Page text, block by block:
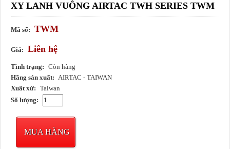
XY LANH VUÔNG AIRTAC TWH SERIES TWM
Mã số: TWM
Giá: Liên hệ
Tình trạng:
Còn hàng
Hãng sản xuất: AIRTAC - TAIWAN
Xuất xứ:
Taiwan
Số lượng:
MUA HÀNG